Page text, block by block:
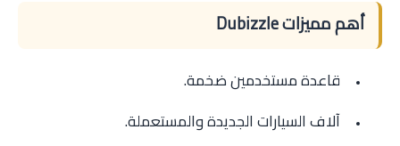
أهم مميزات Dubizzle
قاعدة مستخدمين ضخمة.
آلاف السيارات الجديدة والمستعملة.